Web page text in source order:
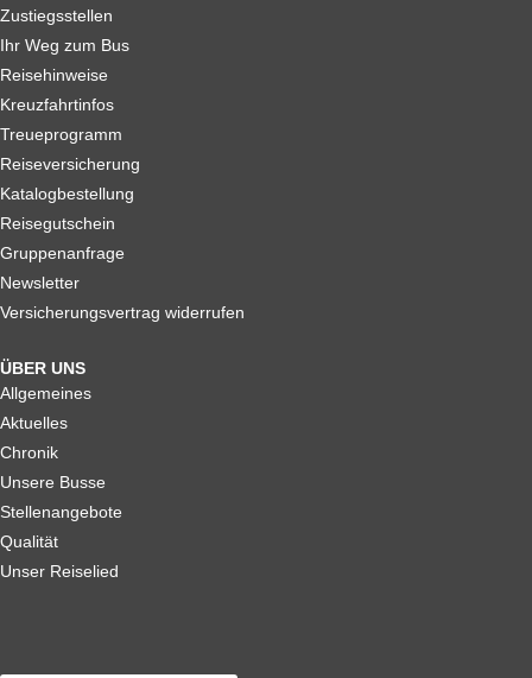
Zustiegsstellen
Ihr Weg zum Bus
Reisehinweise
Kreuzfahrtinfos
Treueprogramm
Reiseversicherung
Katalogbestellung
Reisegutschein
Gruppenanfrage
Newsletter
Versicherungsvertrag widerrufen
ÜBER UNS
Allgemeines
Aktuelles
Chronik
Unsere Busse
Stellenangebote
Qualität
Unser Reiselied